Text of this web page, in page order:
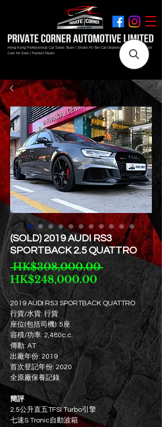
Hong Kong Professional Car Sales Team | Shatin Fo Tan Car Dealership | New and Used
Cars for Sale | Fastest Deals
(SOLD) 2019 AUDI RS3
SPORTBACK 2.5 QUATTRO
HK$308,000.00 Regular
Price
HK$248,000.00Sale
Price
2019 AUDI RS3 SPORTBACK QUATTRO
行貨/水貨: 行貨
座位(包括司機): 5座
容積/功率: 2,480c.c.
傳動: AT
出廠年份: 2019
首次登記年份: 2020
全原廠保養記錄
簡評
2.5公升直五TFSI Turbo引擎
七速S Tronic自動波箱